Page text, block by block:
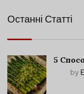
Останні Статті
5
by